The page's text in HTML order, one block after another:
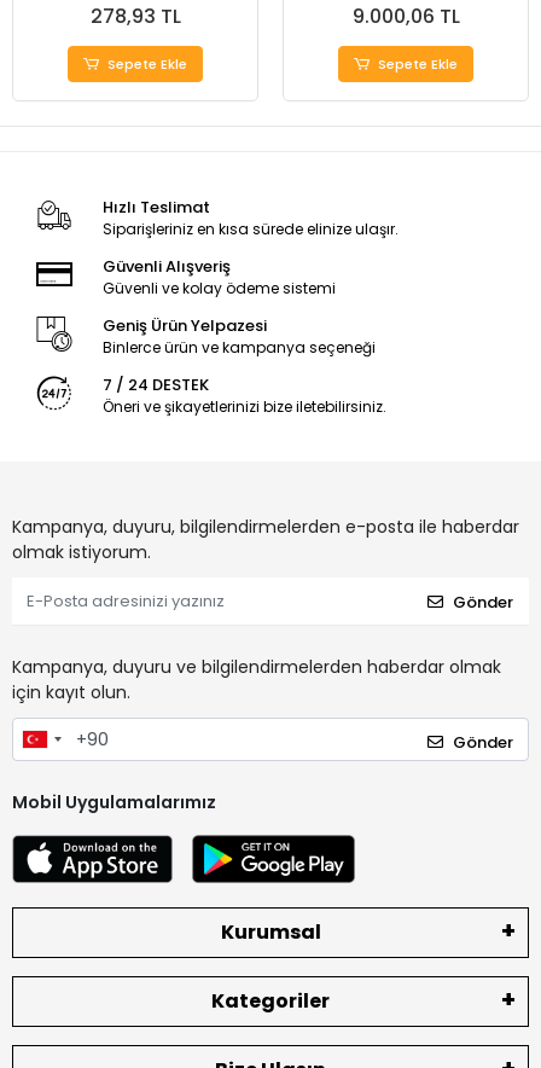
278,93 TL
Sepete Ekle
9.000,06 TL
Sepete Ekle
Hızlı Teslimat
Siparişleriniz en kısa sürede elinize ulaşır.
Güvenli Alışveriş
Güvenli ve kolay ödeme sistemi
Geniş Ürün Yelpazesi
Binlerce ürün ve kampanya seçeneği
7 / 24 DESTEK
Öneri ve şikayetlerinizi bize iletebilirsiniz.
Kampanya, duyuru, bilgilendirmelerden e-posta ile haberdar
olmak istiyorum.
Gönder
Kampanya, duyuru ve bilgilendirmelerden haberdar olmak
için kayıt olun.
Gönder
Mobil Uygulamalarımız
Kurumsal
Kategoriler